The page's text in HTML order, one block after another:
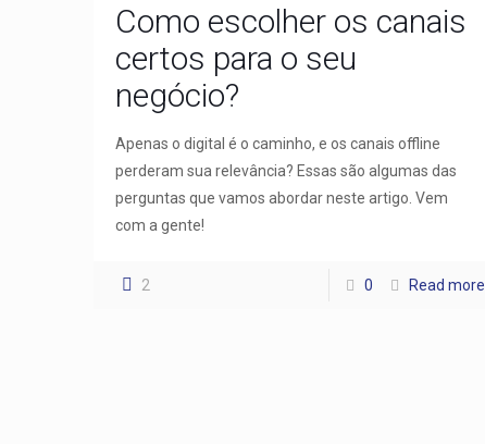
Como escolher os canais
certos para o seu
negócio?
Apenas o digital é o caminho, e os canais offline
perderam sua relevância? Essas são algumas das
perguntas que vamos abordar neste artigo. Vem
com a gente!
2 0 Read more